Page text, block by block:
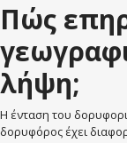
Πώς
λήψη;
Η ένταση του
δορυφόρος έχει